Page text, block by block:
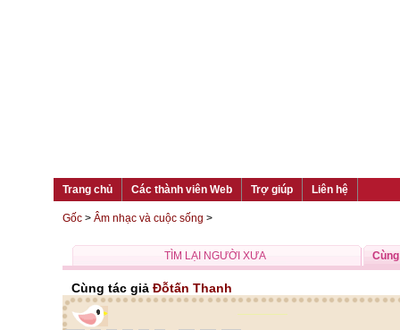
Trang chủ Các thành viên Web Trợ giúp Liên hệ
Gốc > Âm nhạc và cuộc sống >
TÌM LẠI NGƯỜI XƯA
Cùng tác giả Đỗtấn Thanh